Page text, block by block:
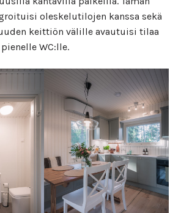
oleskelutilojen kanssa sekä
keittiön välille avautuisi tilaa
WC:lle.